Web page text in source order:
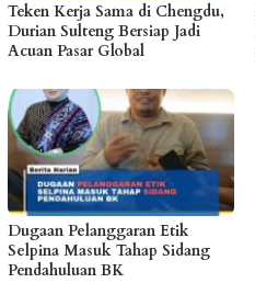
Teken Kerja Sama di Chengdu,
Durian Sulteng Bersiap Jadi
Acuan Pasar Global
Dugaan Pelanggaran Etik
Selpina Masuk Tahap Sidang
Pendahuluan BK